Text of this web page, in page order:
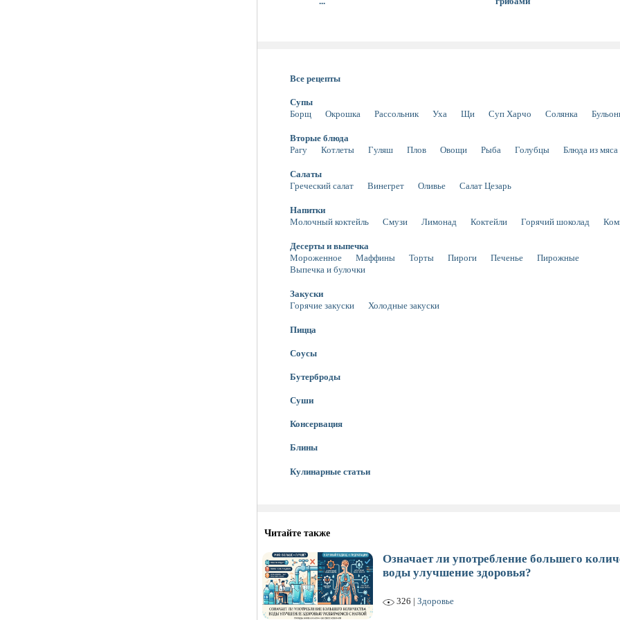
Все рецепты
Супы
Борщ
Окрошка Рассольник Уха Щи Суп Харчо Солянка
Вторые блюда
Рагу
Котлеты Гуляш Плов Овощи Рыба Голубцы Блюда из мяса
Салаты
Греческий салат
Винегрет Оливье Салат Цезарь
Напитки
Молочный коктейль
Смузи Лимонад Коктейли Горячий шоколад
Десерты и выпечка
Мороженное
Маффины Торты Пироги Печенье
Пирожные
Выпечка и булочки
Закуски
Горячие закуски
Холодные закуски
Пицца
Соусы
Бутерброды
Суши
Консервация
Блины
Кулинарные статьи
Читайте также
Означает ли употребление большего
воды улучшение здоровья?
326 | Здоровье